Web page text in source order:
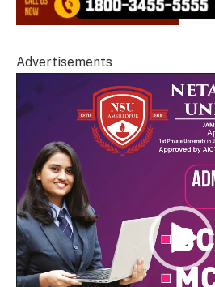
Advertisements
Player